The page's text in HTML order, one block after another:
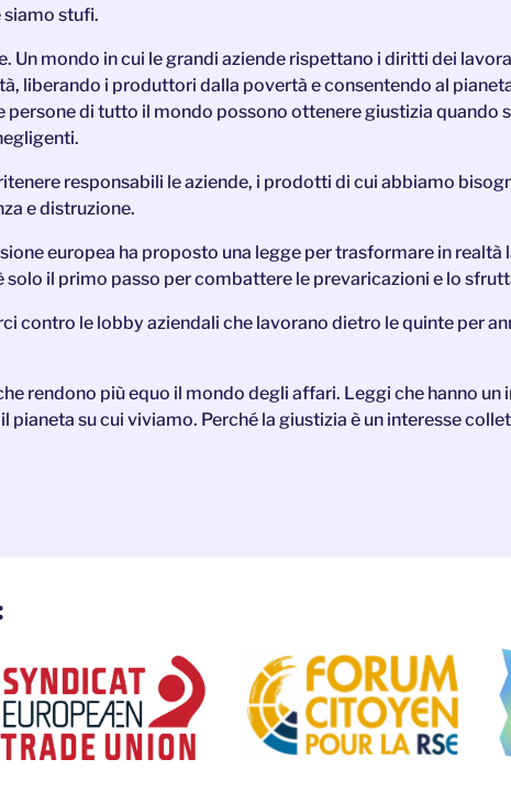
stufi.
Un mondo in cui le grandi aziende rispettano i diritti dei
liberando i produttori dalla povertà e consentendo al
persone di tutto il mondo possono ottenere giustizia quando
responsabili le aziende, i prodotti di cui abbiamo
e distruzione.
europea ha proposto una legge per trasformare in realtà
solo il primo passo per combattere le prevaricazioni e lo
contro le lobby aziendali che lavorano dietro le quinte per
rendono più equo il mondo degli affari. Leggi che hanno un
pianeta su cui viviamo. Perché la giustizia è un interesse